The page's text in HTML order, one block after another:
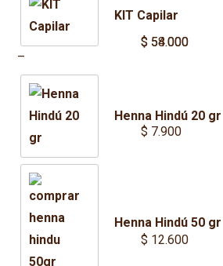
KIT Capilar
$54.000
–
$58.000
range:
$ 54.000
through
$ 58.000
Henna Hindú 20 gr
$ 7.900
Henna Hindú 50 gr
$ 12.600